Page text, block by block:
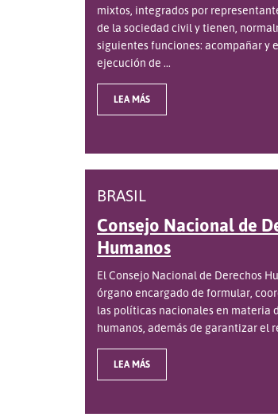
mixtos, integrados por
de la sociedad civil y tienen,
siguientes funciones: acompañar y
ejecución de ...
LEA MÁS
BRASIL
Consejo Nacional de
Humanos
El Consejo Nacional de Derechos
órgano encargado de formular,
las políticas nacionales en materia
humanos, además de garantizar el
LEA MÁS